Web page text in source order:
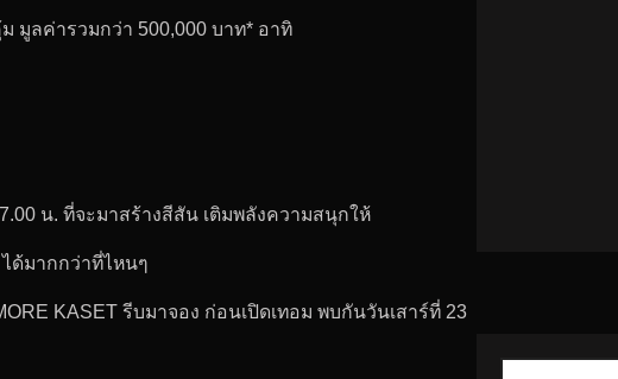
มูลค่ารวมกว่า 500,000 บาท* อาทิ
น. ที่จะมาสร้างสีสัน เติมพลังความสนุกให้
ด้มากกว่าที่ไหนๆ
KASET รีบมาจอง ก่อนเปิดเทอม พบกันวันเสาร์ที่ 23
S